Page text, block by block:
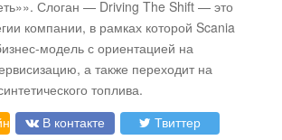
Слоган — Driving The Shift — это
компании, в рамках которой Scania
модель с ориентацией на
а также переходит на
топлива.
В контакте
Твиттер